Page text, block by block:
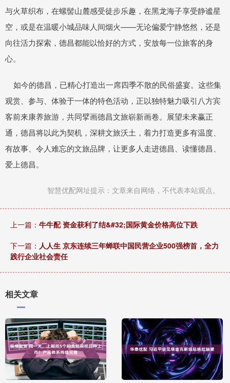
与火草织布，在螺髻山麓感受徒步乐趣，在黑龙海子享受静谧星
空，或是在温暖小城品味人间烟火——无论偏爱宁静悠然，还是
向往活力探索，德昌都能以恰好的方式，安放每一位旅客的身
心。
如今的德昌，已精心打造出一席四季不散的民俗盛宴。这些集
观赏、参与、体验于一体的特色活动，正以独特魅力吸引八方宾
客前来康养旅游，共同擘画德昌文旅崭新画卷。展望未来赢正
通，德昌将以此为契机，深耕文旅沃土，着力打造更多有温度、
有故事、令人难忘的文旅品牌，让更多人走进德昌、读懂德昌、
爱上德昌。
智慧优配网址提示：文章来自网络，不代表本站观点。
上一篇： 牛牛配 资金获利了结&#32;国际黄金价格高位下跌
下一篇： 人人生 京东连续三年蝉联中国民营企业500强榜首，全力
践行企业社会责任
相关文章